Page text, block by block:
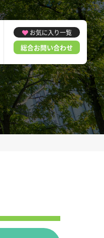
お気に入り一覧
総合お問い合わせ